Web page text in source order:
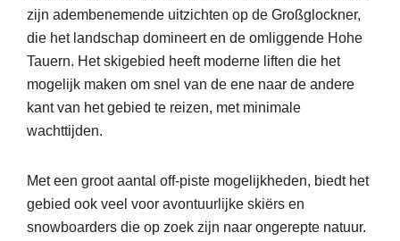
zijn adembenemende uitzichten op de Großglockner,
die het landschap domineert en de omliggende Hohe
Tauern. Het skigebied heeft moderne liften die het
mogelijk maken om snel van de ene naar de andere
kant van het gebied te reizen, met minimale
wachttijden.
Met een groot aantal off-piste mogelijkheden, biedt het
gebied ook veel voor avontuurlijke skiërs en
snowboarders die op zoek zijn naar ongerepte natuur.